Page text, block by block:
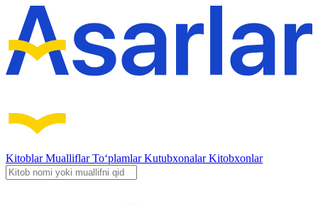
KitoblarMualliflarTo‘plamlarKutubxonalarKitobxonlar